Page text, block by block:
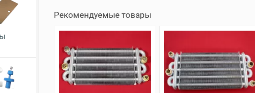
Рекомендуемые товары